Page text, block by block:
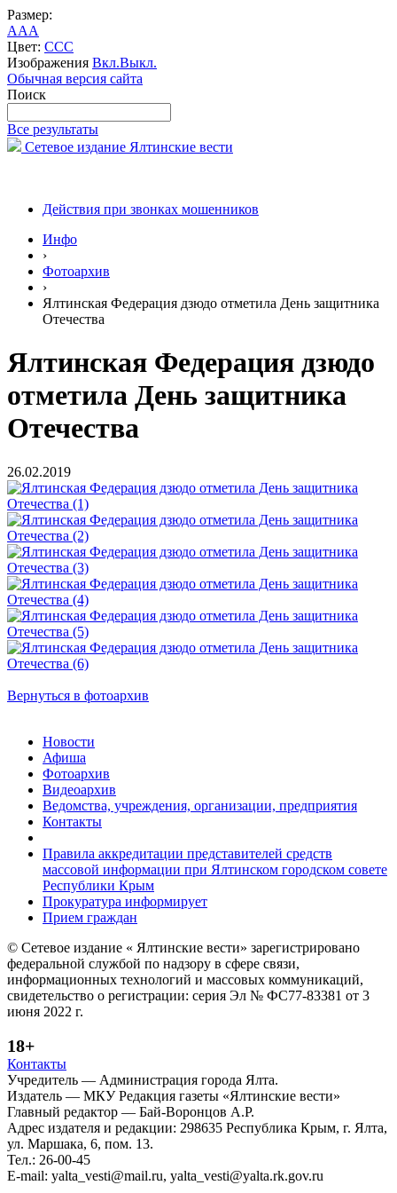
Размер:
AAA
Цвет: CCC
Изображения Вкл.Выкл.
Обычная версия сайта
Поиск
Все результаты
Сетевое издание Ялтинские вести
Действия при звонках мошенников
Инфо
›
Фотоархив
›
Ялтинская Федерация дзюдо отметила День защитника
Отечества
Ялтинская Федерация дзюдо
отметила День защитника
Отечества
26.02.2019
Вернуться в фотоархив
Новости
Афиша
Фотоархив
Видеоархив
Ведомства, учреждения, организации, предприятия
Контакты
Правила аккредитации представителей средств
массовой информации при Ялтинском городском совете
Республики Крым
Прокуратура информирует
Прием граждан
© Сетевое издание « Ялтинские вести» зарегистрировано
федеральной службой по надзору в сфере связи,
информационных технологий и массовых коммуникаций,
свидетельство о регистрации: серия Эл № ФС77-83381 от 3
июня 2022 г.
18+
Контакты
Учредитель — Администрация города Ялта.
Издатель — МКУ Редакция газеты «Ялтинские вести»
Главный редактор — Бай-Воронцов А.Р.
Адрес издателя и редакции: 298635 Республика Крым, г. Ялта,
ул. Маршака, 6, пом. 13.
Тел.: 26-00-45
E-mail: yalta_vesti@mail.ru, yalta_vesti@yalta.rk.gov.ru